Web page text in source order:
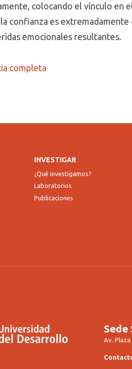
colocando el vínculo en
confianza es
emocionales resultantes.
completa
INVESTIGAR
¿Qué investigamos?
Laboratorios
Publicaciones
Sede
Av. Plaza